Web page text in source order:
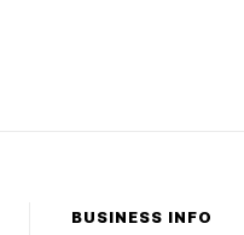
BUSINESS INFO